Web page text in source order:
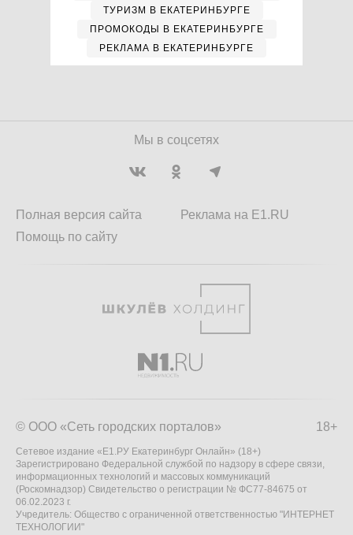
ТУРИЗМ В ЕКАТЕРИНБУРГЕ
ПРОМОКОДЫ В ЕКАТЕРИНБУРГЕ
РЕКЛАМА В ЕКАТЕРИНБУРГЕ
Мы в соцсетях
Полная версия сайта
Помощь по сайту
Реклама на E1.RU
18+
© ООО «Сеть городских порталов»
Сетевое издание «Е1.РУ Екатеринбург Онлайн» (18+)
Зарегистрировано Федеральной службой по надзору в сфере связи,
информационных технологий и массовых коммуникаций
(Роскомнадзор) Свидетельство о регистрации № ФС77-84675 от
06.02.2023 г.
Учредитель: Общество с ограниченной ответственностью "ИНТЕРНЕТ
ТЕХНОЛОГИИ"